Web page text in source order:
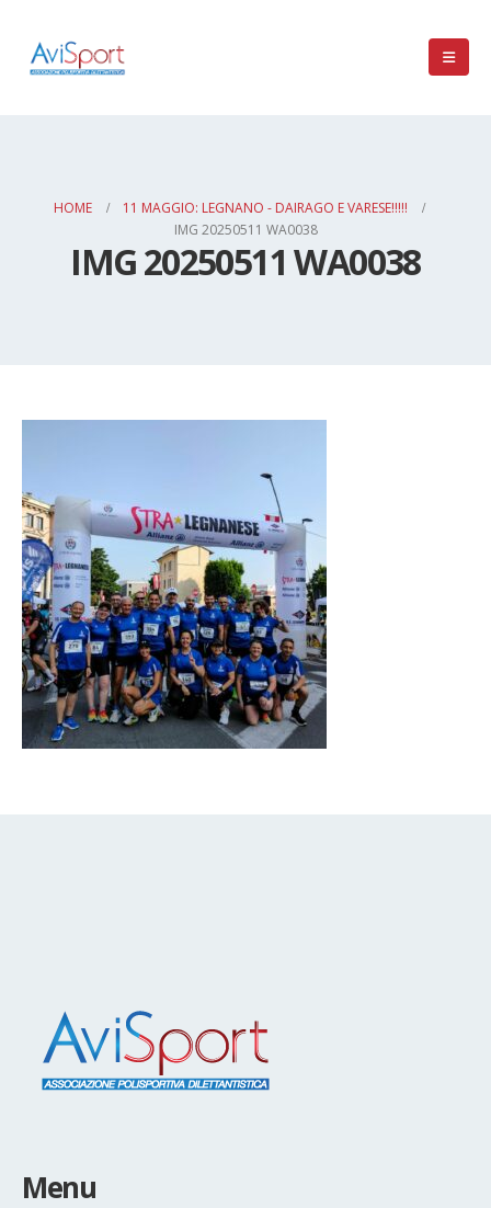
HOME
11 MAGGIO: LEGNANO - DAIRAGO E VARESE!!!!!
IMG 20250511 WA0038
IMG 20250511 WA0038
Menu